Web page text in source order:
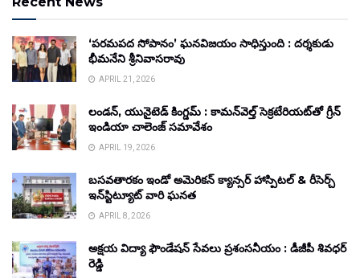
‘పరమపద సోపానం’ ఘనవిజయం సాధిస్తుంది : దర్శకుడు
భీమనేని శ్రీనివాసరావు
APRIL 21, 2026
లండన్, యునైటెడ్ కింగ్డమ్ : కామన్‌వెల్త్ సెక్రటేరియట్‌తో గ్రీన్
ఇండియా చాలెంజ్ సమావేశం
APRIL 19, 2026
బసవతారకం ఇండో అమెరికన్ క్యాన్సర్ హాస్పిటల్ & రీసెర్చ్
ఇన్‌స్టిట్యూట్ వారి ఘనత
APRIL 8, 2026
అక్షయ విద్యా ఫౌండేషన్ సేవలు ప్రశంసనీయం : డీజీపీ శివధర్
రెడ్డి